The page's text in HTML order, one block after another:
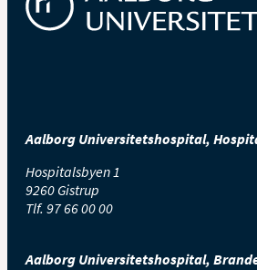
Aalborg Universitetshospital,
Hospitalsbyen 1
9260 Gistrup
Tlf. 97 66 00 00
Aalborg Universitetshospital,